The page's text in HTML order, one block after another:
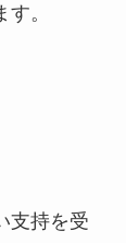
。
支持を受